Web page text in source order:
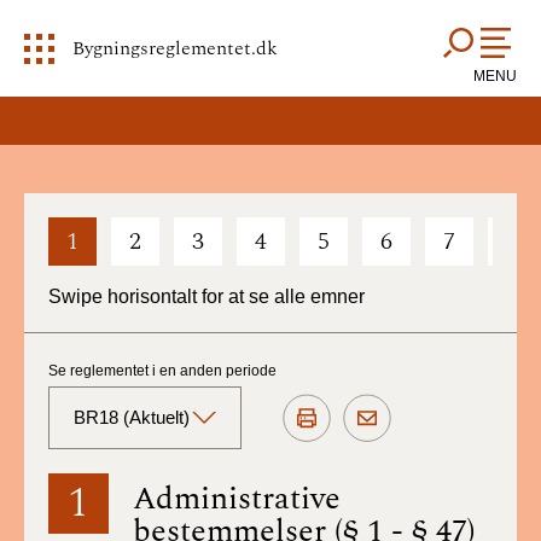
Bygningsreglementet.dk
MENU
1 2 3 4 5 6 7
Swipe horisontalt for at se alle emner
1 Administrative
bestemmelser (§ 1 - § 47)
Se reglementet i en anden periode
BR18 (Aktuelt)
BR18 (Aktuelt)